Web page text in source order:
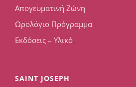
Απογευματινή Ζώνη
Ωρολόγιο Πρόγραμμα
Εκδόσεις – Υλικό
SAINT JOSEPH